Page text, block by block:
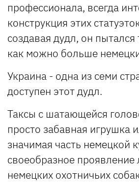
профессионала, всегда
конструкция этих
создавая дудл, он пытался
как можно больше
Украина - одна из семи
доступен этот дудл.
Таксы с шатающейся
просто забавная игрушка
значимая часть немецкой
своеобразное
немецких охотничьих